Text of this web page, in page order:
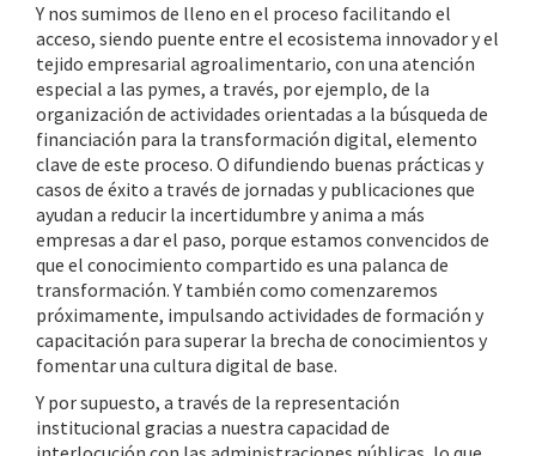
Y nos sumimos de lleno en el proceso facilitando el
acceso, siendo puente entre el ecosistema innovador y el
tejido empresarial agroalimentario, con una atención
especial a las pymes, a través, por ejemplo, de la
organización de actividades orientadas a la búsqueda de
financiación para la transformación digital, elemento
clave de este proceso. O difundiendo buenas prácticas y
casos de éxito a través de jornadas y publicaciones que
ayudan a reducir la incertidumbre y anima a más
empresas a dar el paso, porque estamos convencidos de
que el conocimiento compartido es una palanca de
transformación. Y también como comenzaremos
próximamente, impulsando actividades de formación y
capacitación para superar la brecha de conocimientos y
fomentar una cultura digital de base.
Y por supuesto, a través de la representación
institucional gracias a nuestra capacidad de